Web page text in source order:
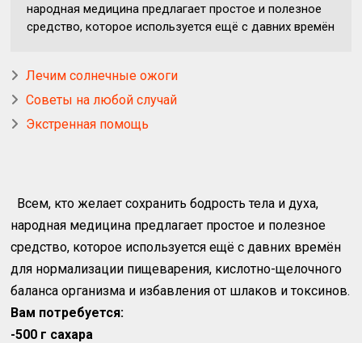
народная медицина предлагает простое и полезное
средство, которое используется ещё с давних времён
Лечим солнечные ожоги
Советы на любой случай
Экстренная помощь
Всем, кто желает сохранить бодрость тела и духа,
народная медицина предлагает простое и полезное
средство, которое используется ещё с давних времён
для нормализации пищеварения, кислотно-щелочного
баланса организма и избавления от шлаков и токсинов.
Вам потребуется:
-500 г сахара